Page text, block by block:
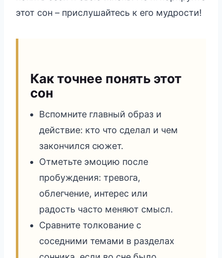
этот сон – прислушайтесь к его мудрости!
Как точнее понять этот
сон
Вспомните главный образ и
действие: кто что сделал и чем
закончился сюжет.
Отметьте эмоцию после
пробуждения: тревога,
облегчение, интерес или
радость часто меняют смысл.
Сравните толкование с
соседними темами в разделах